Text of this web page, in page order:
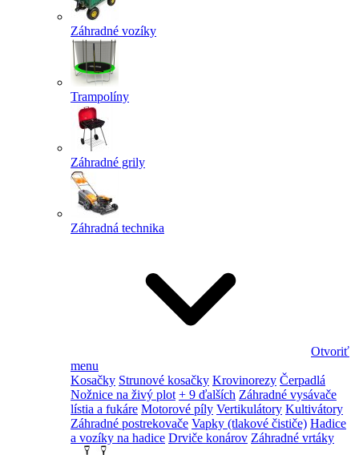
Záhradné vozíky
Trampolíny
Záhradné grily
Záhradná technika
Otvoriť
menu
Kosačky Strunové kosačky Krovinorezy Čerpadlá
Nožnice na živý plot + 9 ďalších Záhradné vysávače
lístia a fukáre Motorové píly Vertikulátory Kultivátory
Záhradné postrekovače Vapky (tlakové čističe) Hadice
a vozíky na hadice Drviče konárov Záhradné vrtáky